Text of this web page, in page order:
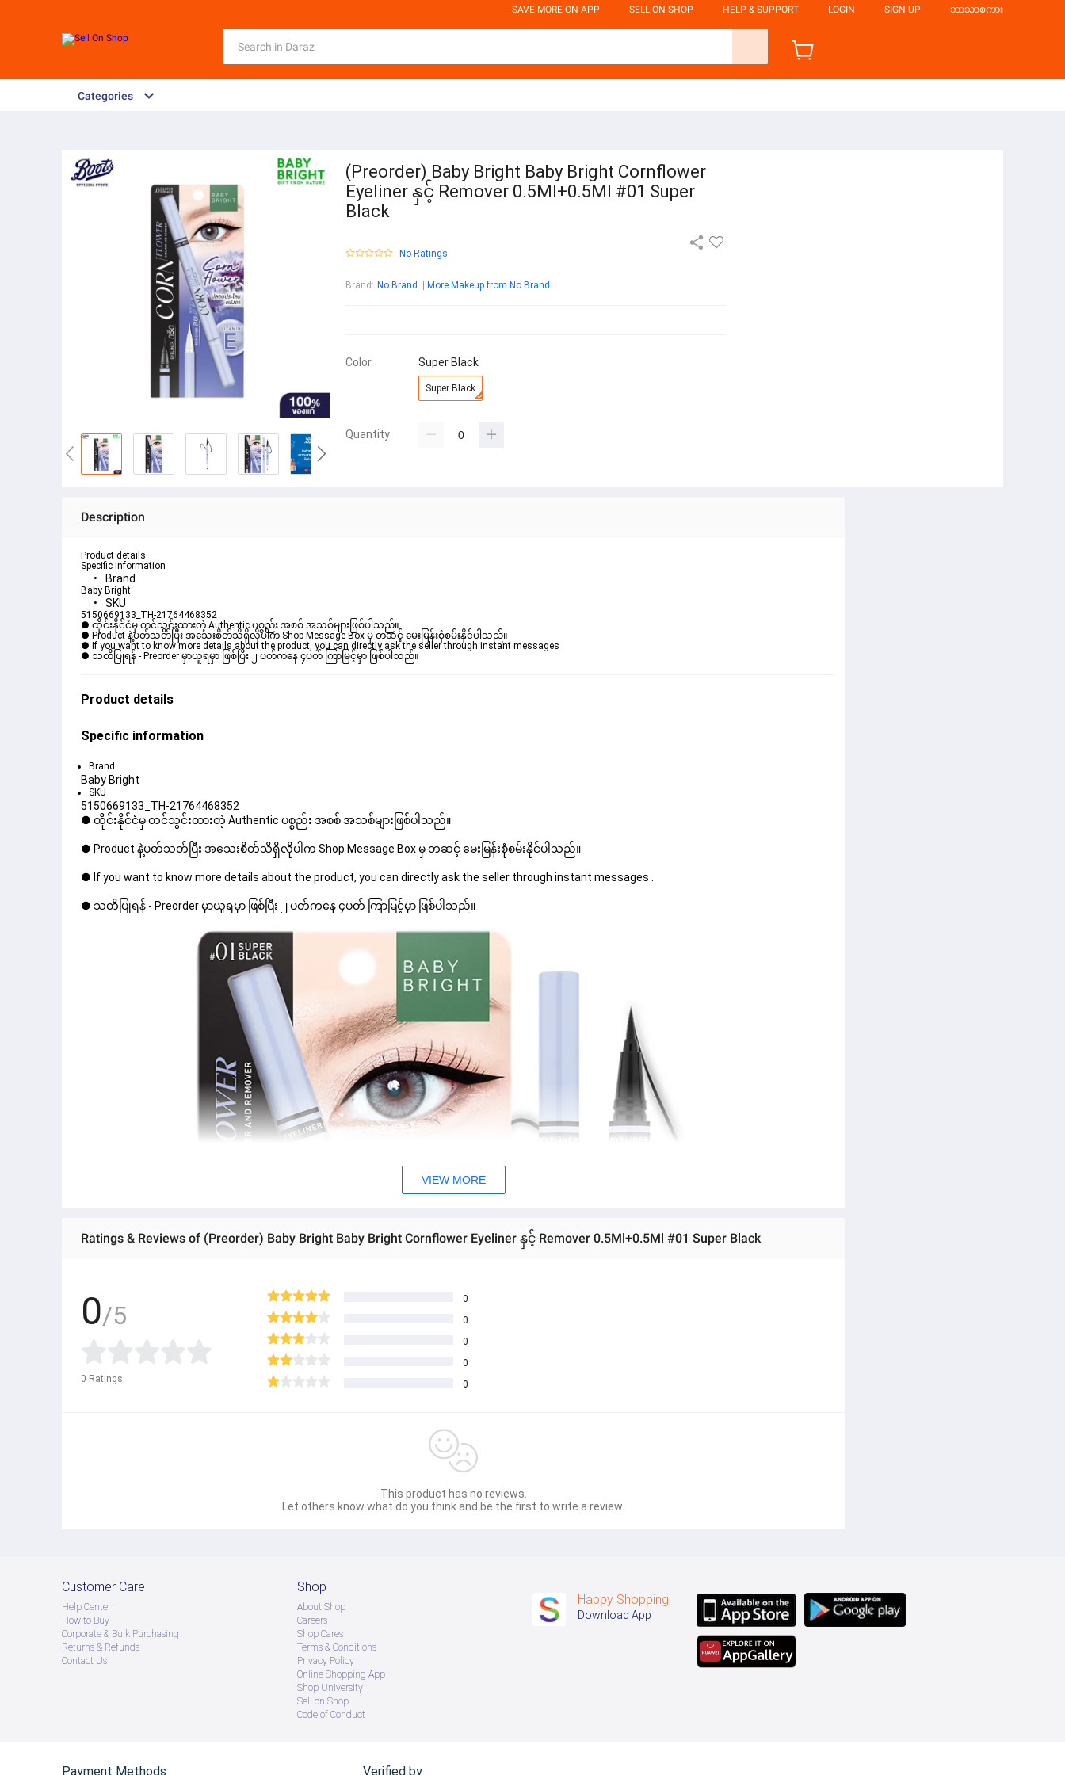
SAVE MORE ON APP SELL ON SHOP HELP & SUPPORT LOGIN SIGN UP ဘာသာစကား
Categories
(Preorder) Baby Bright Baby Bright Cornflower
Eyeliner နှင့် Remover 0.5Ml+0.5Ml #01 Super
Black
No Ratings
Brand : No Brand More Makeup from No Brand
Color Super Black
Super Black
Quantity
Description
Product details
Specific information
Brand
Baby Bright
SKU
5150669133_TH-21764468352
● ထိုင်းနိုင်ငံမှ တင်သွင်းထားတဲ့ Authentic ပစ္စည်း အစစ် အသစ်များဖြစ်ပါသည်။
● Product နဲ့ပတ်သတ်ပြီး အသေးစိတ်သိရှိလိုပါက Shop Message Box မှ တဆင့် မေးမြန်းစုံစမ်းနိုင်ပါသည်။
● If you want to know more details about the product, you can directly ask the seller through instant messages .
● သတိပြုရန် - Preorder မှာယူရမှာ ဖြစ်ပြီး ၂ ပတ်ကနေ ၄ပတ် ကြာမြင့်မှာ ဖြစ်ပါသည်။
Product details
Specific information
Brand
Baby Bright
SKU
5150669133_TH-21764468352
● ထိုင်းနိုင်ငံမှ တင်သွင်းထားတဲ့ Authentic ပစ္စည်း အစစ် အသစ်များဖြစ်ပါသည်။
● Product နဲ့ပတ်သတ်ပြီး အသေးစိတ်သိရှိလိုပါက Shop Message Box မှ တဆင့် မေးမြန်းစုံစမ်းနိုင်ပါသည်။
● If you want to know more details about the product, you can directly ask the seller through instant messages .
● သတိပြုရန် - Preorder မှာယူရမှာ ဖြစ်ပြီး ၂ ပတ်ကနေ ၄ပတ် ကြာမြင့်မှာ ဖြစ်ပါသည်။
VIEW MORE
Ratings & Reviews of (Preorder) Baby Bright Baby Bright Cornflower Eyeliner နှင့် Remover 0.5Ml+0.5Ml #01 Super Black
0/5
0 Ratings
0
0
0
0
0
This product has no reviews.
Let others know what do you think and be the first to write a review.
Customer Care
Help Center
How to Buy
Corporate & Bulk Purchasing
Returns & Refunds
Contact Us
Shop
About Shop
Careers
Shop Cares
Terms & Conditions
Privacy Policy
Online Shopping App
Shop University
Sell on Shop
Code of Conduct
Happy Shopping
Download App
Payment Methods Verified by